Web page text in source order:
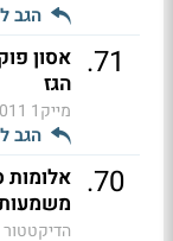
הגב
71
. אסון
הגז
מייק1
הגב
70
.
הדיקטטור